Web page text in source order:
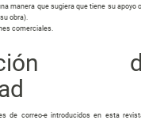
manera que sugiera que tiene su apoyo
obra).
comerciales.
de correo-e introducidos en esta